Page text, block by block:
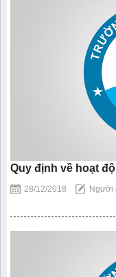
Quy định về hoạt
28/12/2018 Người